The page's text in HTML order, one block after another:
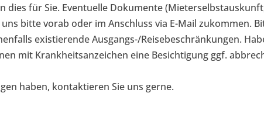
dies für Sie. Eventuelle Dokumente
bitte vorab oder im Anschluss via E-Mail zukommen.
existierende Ausgangs-/Reisebeschränkungen.
mit Krankheitsanzeichen eine Besichtigung ggf.
haben, kontaktieren Sie uns gerne.